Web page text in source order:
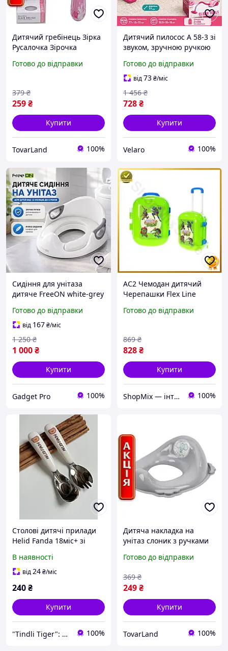
Дитячий гребінець Зірка
Русалочка Зірочка
не рве волосся зручна
Готово до відправки
259₴
379 ₴
Купити
TovarLand 100%
Дитячий пилосос A 58-3 зі
звуком, зручною ручкою
реалістичним дизайном,
довжина 77 см | VELARO
Готово до відправки
від73₴/міс
728₴
1 456 ₴
Купити
Velaro 100%
Сидіння для унітаза
дитяче FreeON white-grey
високою спинкою та
ручками, універсальна
накладка для туалету
Готово до відправки
від 167₴/міс
1 000₴
1 250 ₴
Купити
Gadget Pro 100%
AC2 Чемодан дитячий
Черепашки Flex Line
ручкою та колесами
DE
Готово до відправки
828₴
869 ₴
Купити
ShopMix — інтернет-магазин сумок та аксесуарів 100%
Столові дитячі прилади
Helid Fanda 18міс+ зі
В наявності
від24₴/міс
240₴
Купити
"Tindli Tiger": безпека малюка та зручність мами! 100%
Дитяча накладка на
унітаз слоник з ручками
привчання дитини до
Готово до відправки
249₴
369 ₴
Купити
TovarLand 100%